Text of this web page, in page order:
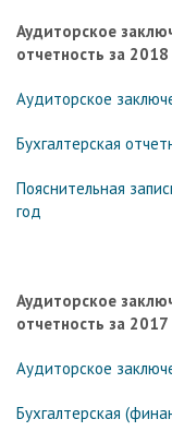
Аудиторское
отчетность за 2018
Аудиторское
Бухгалтерская
Пояснительная
год
Аудиторское
отчетность за 2017
Аудиторское
Бухгалтерская